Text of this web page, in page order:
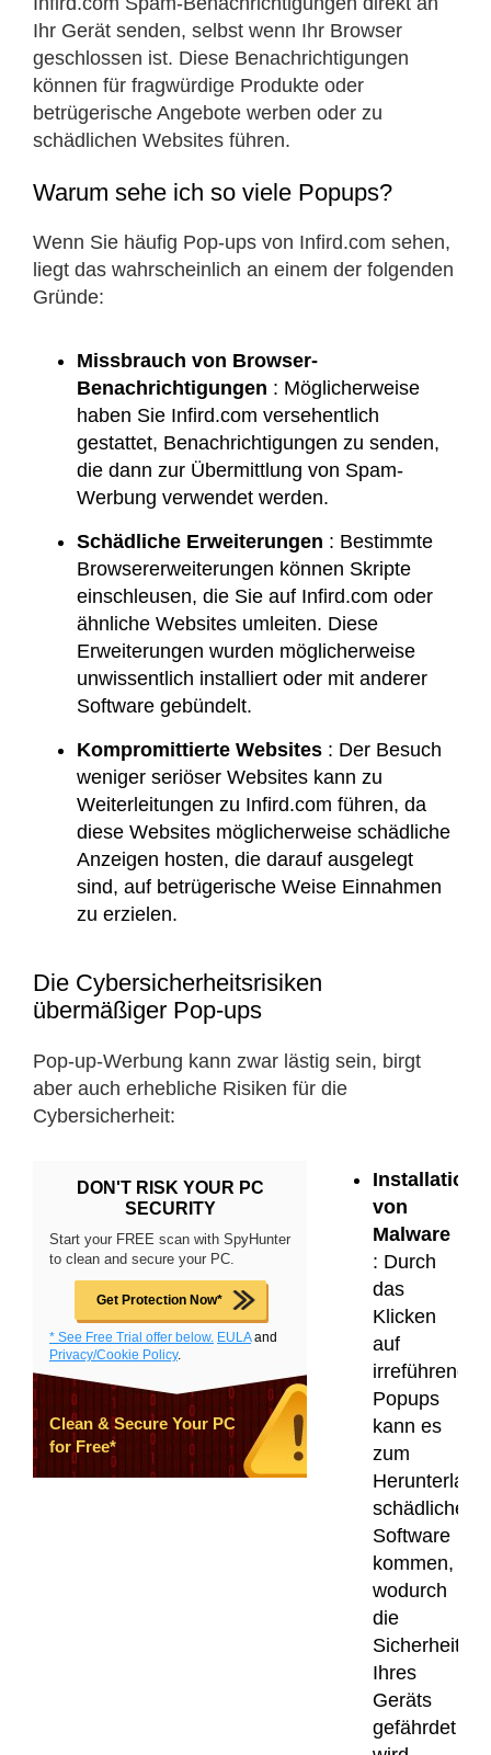
Ihr Gerät senden, selbst wenn Ihr Browser
geschlossen ist. Diese Benachrichtigungen
können für fragwürdige Produkte oder
betrügerische Angebote werben oder zu
schädlichen Websites führen.
Warum sehe ich so viele Popups?
Wenn Sie häufig Pop-ups von Infird.com sehen,
liegt das wahrscheinlich an einem der folgenden
Gründe:​
Missbrauch von Browser-
Benachrichtigungen : Möglicherweise
haben Sie Infird.com versehentlich
gestattet, Benachrichtigungen zu senden,
die dann zur Übermittlung von Spam-
Werbung verwendet werden.
Schädliche Erweiterungen : Bestimmte
Browsererweiterungen können Skripte
einschleusen, die Sie auf Infird.com oder
ähnliche Websites umleiten. Diese
Erweiterungen wurden möglicherweise
unwissentlich installiert oder mit anderer
Software gebündelt.
Kompromittierte Websites : Der Besuch
weniger seriöser Websites kann zu
Weiterleitungen zu Infird.com führen, da
diese Websites möglicherweise schädliche
Anzeigen hosten, die darauf ausgelegt
sind, auf betrügerische Weise Einnahmen
zu erzielen.
Die Cybersicherheitsrisiken
übermäßiger Pop-ups
Pop-up-Werbung kann zwar lästig sein, birgt
aber auch erhebliche Risiken für die
Cybersicherheit:​
DON'T RISK YOUR PC
SECURITY
Start your FREE scan with SpyHunter
to clean and secure your PC.
Clean & Secure Your PC
for Free*
Get Protection Now*
* See Free Trial offer below. EULAand
Privacy/Cookie Policy.
Installation
von
Malware
: Durch
das
Klicken
auf
irreführende
Popups
kann es
zum
schädlicher
Software
kommen,
wodurch
die
Sicherheit
Ihres
Geräts
gefährdet